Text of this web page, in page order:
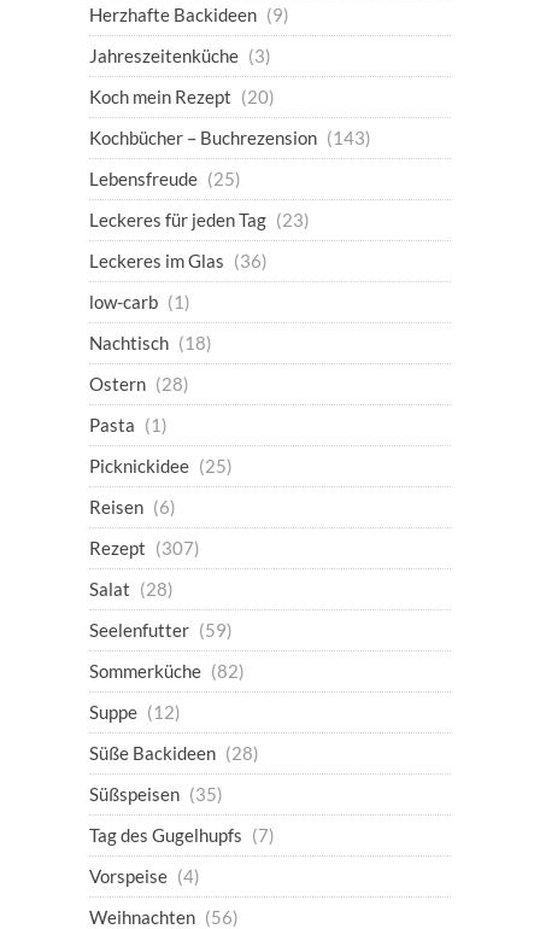
Herzhafte Backideen (9)
Jahreszeitenküche (3)
Koch mein Rezept (20)
Kochbücher – Buchrezension (143)
Lebensfreude (25)
Leckeres für jeden Tag (23)
Leckeres im Glas (36)
low-carb (1)
Nachtisch (18)
Ostern (28)
Pasta (1)
Picknickidee (25)
Reisen (6)
Rezept (307)
Salat (28)
Seelenfutter (59)
Sommerküche (82)
Suppe (12)
Süße Backideen (28)
Süßspeisen (35)
Tag des Gugelhupfs (7)
Vorspeise (4)
Weihnachten (56)